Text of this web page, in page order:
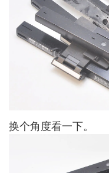
换个角度看一下。